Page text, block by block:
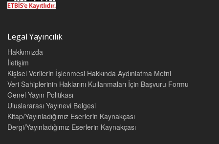
Legal Yayıncılık
Hakkımızda
İletişim
Kişisel Verilerin İşlenmesi Hakkında Aydınlatma Metni
Veri Sahiplerinin Haklarını Kullanmaları İçin Başvuru Formu
Genel Yayın Politikası
Uluslararası Yayınevi Belgesi
Kitap/Yayınladığımız Eserlerin Kaynakçası
Dergi/Yayınladığımız Eserlerin Kaynakçası